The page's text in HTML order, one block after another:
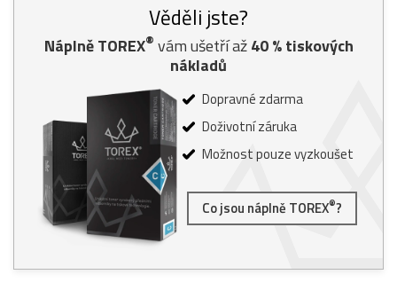
Věděli jste?
Náplně TOREX® vám ušetří až40% tiskových
nákladů
Dopravné zdarma
Doživotní záruka
Možnost pouze vyzkoušet
Co jsou náplně TOREX®?